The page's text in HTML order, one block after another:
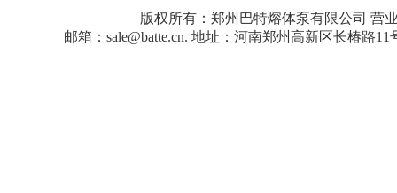
版权所有：郑州巴特熔体泵有限公司 营
邮箱：sale@batte.cn. 地址：河南郑州高新区长椿路